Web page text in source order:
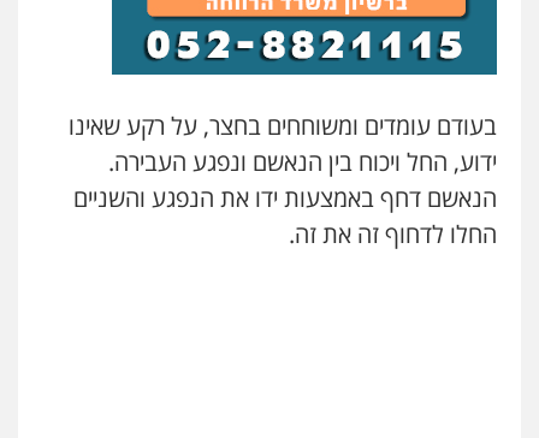
סלימאן אבו שעירה – משרד עורכי דין
0547780927
עו"ד אסף גונן
פלילי פשע חמור
בעודם עומדים ומשוחחים בחצר, על רקע שאינו
ידוע, החל ויכוח בין הנאשם ונפגע העבירה.
הנאשם דחף באמצעות ידו את הנפגע והשניים
החלו לדחוף זה את זה.